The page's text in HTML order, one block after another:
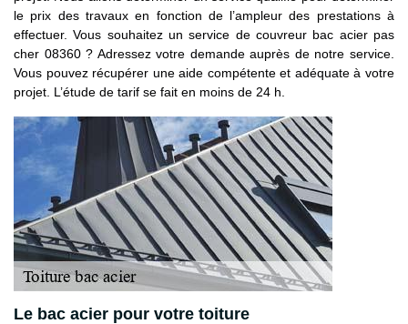
le prix des travaux en fonction de l’ampleur des prestations à
effectuer. Vous souhaitez un service de couvreur bac acier pas
cher 08360 ? Adressez votre demande auprès de notre service.
Vous pouvez récupérer une aide compétente et adéquate à votre
projet. L’étude de tarif se fait en moins de 24 h.
Le bac acier pour votre toiture